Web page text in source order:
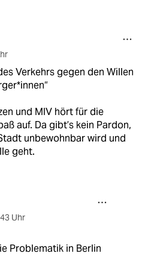
Verkehrs gegen den Willen
und MIV hört für die
auf. Da gibt’s kein Pardon,
unbewohnbar wird und
geht.
Uhr
Problematik in Berlin